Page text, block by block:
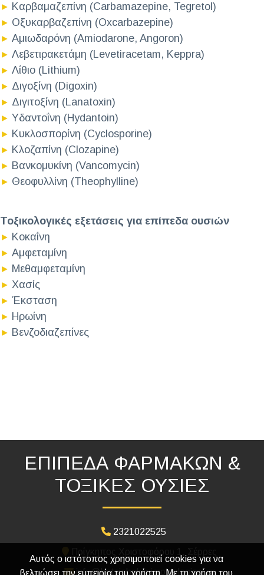
► Καρβαμαζεπίνη (Carbamazepine, Tegretol)
► Οξυκαρβαζεπίνη (Oxcarbazepine)
► Αμιωδαρόνη (Amiodarone, Angoron)
► Λεβετιρακετάμη (Levetiracetam, Keppra)
► Λίθιο (Lithium)
► Διγοξίνη (Digoxin)
► Διγιτοξίνη (Lanatoxin)
► Υδαντοΐνη (Hydantoin)
► Κυκλοσπορίνη (Cyclosporine)
► Κλοζαπίνη (Clozapine)
► Βανκομυκίνη (Vancomycin)
► Θεοφυλλίνη (Theophylline)
Τοξικολογικές εξετάσεις για επίπεδα ουσιών
► Κοκαΐνη
► Αμφεταμίνη
► Μεθαμφεταμίνη
► Χασίς
► Έκσταση
► Ηρωίνη
► Βενζοδιαζεπίνες
ΕΠΙΠΕΔΑ ΦΑΡΜΑΚΩΝ &
ΤΟΞΙΚΕΣ ΟΥΣΙΕΣ
2321022525
info@katsiabekimicrobiological.gr
Αυτός ο ιστότοπος χρησιμοποιεί cookies για να
βελτιώσει την εμπειρία του χρήστη. Με τη χρήση του